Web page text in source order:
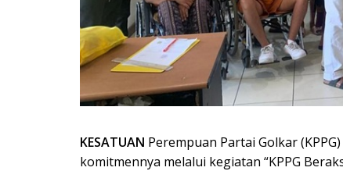
KESATUAN Perempuan Partai Golkar
komitmennya melalui kegiatan “KPPG